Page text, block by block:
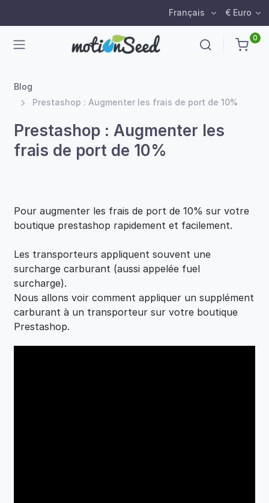
Français € Euro
0
Blog
Prestashop : Augmenter les frais de port de 10%
Prestashop : Augmenter les
frais de port de 10%
Pour augmenter les frais de port de 10% sur votre
boutique prestashop rapidement et facilement.
Les transporteurs appliquent souvent une
surcharge carburant (aussi appelée fuel
surcharge).
Nous allons voir comment appliquer un supplément
carburant à un transporteur sur votre boutique
Prestashop.